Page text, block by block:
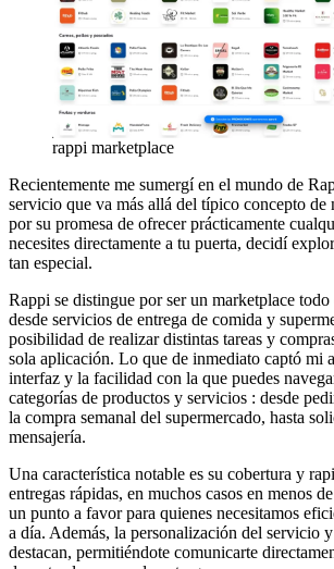
rappi marketplace
Recientemente me sumergí en el mundo de
servicio que va más allá del típico concepto de
por su promesa de ofrecer prácticamente
necesites directamente a tu puerta, decidí
tan especial.
Rappi se distingue por ser un marketplace
desde servicios de entrega de comida y
posibilidad de realizar distintas tareas y
sola aplicación. Lo que de inmediato captó mi
interfaz y la facilidad con la que puedes
categorías de productos y servicios : desde
la compra semanal del supermercado, hasta
mensajería.
Una característica notable es su cobertura y
entregas rápidas, en muchos casos en menos
un punto a favor para quienes necesitamos
a día. Además, la personalización del servicio
destacan, permitiéndote comunicarte